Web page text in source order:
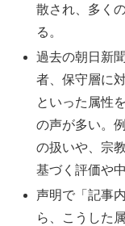
散され、多く
る。
過去の朝日新
者、保守層に
といった属性
の声が多い。
の扱いや、宗
基づく評価や
声明で「記事
ら、こうした